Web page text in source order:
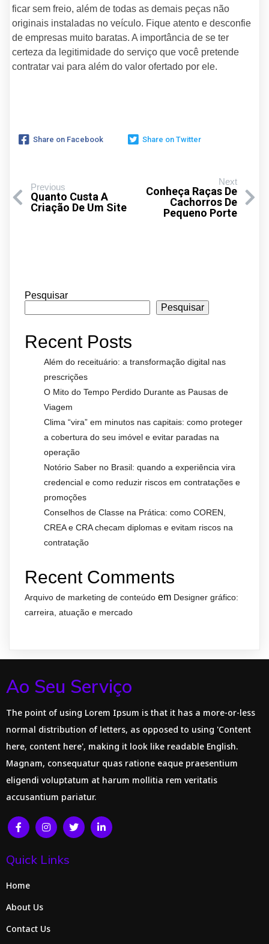
ficar sem freio, além de todas as demais peças não
originais instaladas no veículo. Fique atento e desconfie
de empresas muito baratas. A importância de se ter
certeza da legitimidade do serviço que você pretende
contratar vai para além do valor ofertado por ele.
Share on Facebook Share on Twitter
Previous
Quanto Custa A
Criação De Um Site
Next
Conheça Raças De
Cachorros De
Pequeno Porte
Pesquisar
Pesquisar
Recent Posts
Além do receituário: a transformação digital nas
prescrições
O Mito do Tempo Perdido Durante as Pausas de
Viagem
Clima “vira” em minutos nas capitais: como proteger
a cobertura do seu imóvel e evitar paradas na
operação
Notório Saber no Brasil: quando a experiência vira
credencial e como reduzir riscos em contratações e
promoções
Conselhos de Classe na Prática: como COREN,
CREA e CRA checam diplomas e evitam riscos na
contratação
Recent Comments
Arquivo de marketing de conteúdo em Designer gráfico:
carreira, atuação e mercado
Ao Seu Serviço
The point of using Lorem Ipsum is that it has a more-or-less
normal distribution of letters, as opposed to using 'Content
here, content here', making it look like readable English.
Magnam, consequatur quas ratione eaque praesentium
eligendi voluptatum at harum mollitia rem veritatis
accusantium pariatur.
Quick Links
Home
About Us
Contact Us